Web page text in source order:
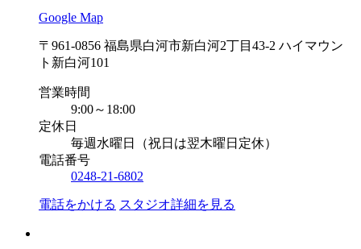
Google Map
〒961-0856 福島県白河市新白河2丁目43-2 ハイマウン
ト新白河101
営業時間
9:00～18:00
定休日
毎週水曜日（祝日は翌木曜日定休）
電話番号
0248-21-6802
電話をかける スタジオ詳細を見る